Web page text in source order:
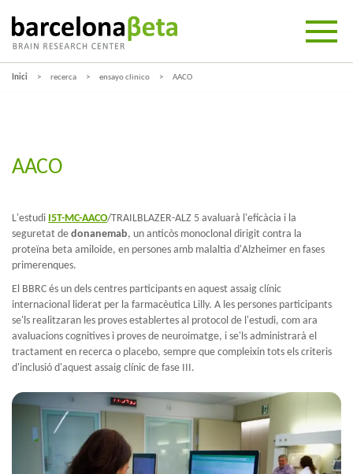
Inici recerca ensayo clinico AACO
AACO
L'estudi I5T-MC-AACO/TRAILBLAZER-ALZ 5 avaluarà l'eficàcia i la
seguretat de donanemab, un anticòs monoclonal dirigit contra la
proteïna beta amiloide, en persones amb malaltia d'Alzheimer en fases
primerenques.
El BBRC és un dels centres participants en aquest assaig clínic
internacional liderat per la farmacèutica Lilly. A les persones participants
se'ls realitzaran les proves establertes al protocol de l'estudi, com ara
avaluacions cognitives i proves de neuroimatge, i se'ls administrarà el
tractament en recerca o placebo, sempre que compleixin tots els criteris
d'inclusió d'aquest assaig clínic de fase III.